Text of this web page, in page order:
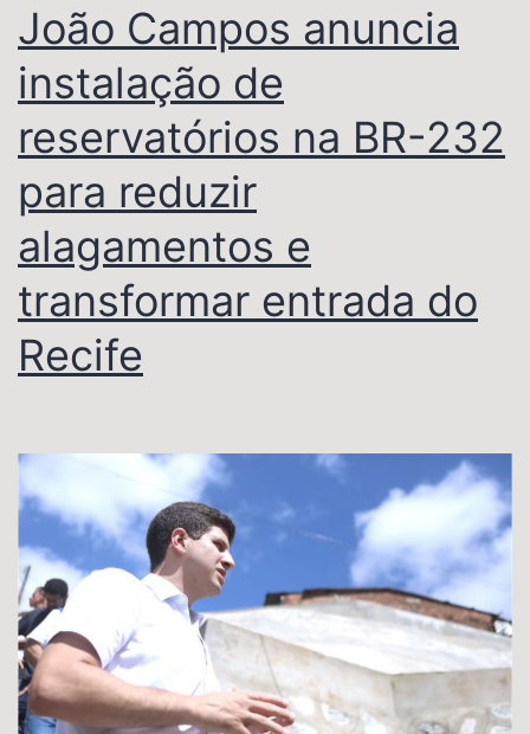
João Campos anuncia
instalação de
reservatórios na BR-232
para reduzir
alagamentos e
transformar entrada do
Recife